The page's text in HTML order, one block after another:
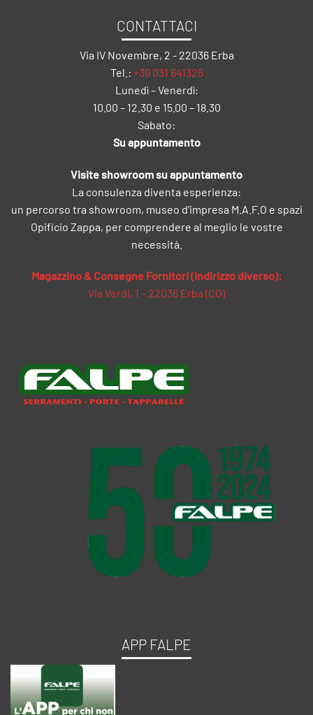
CONTATTACI
Via IV Novembre, 2 - 22036 Erba
Tel.: +39 031 641325
Lunedì – Venerdì:
10.00 – 12.30 e 15.00 – 18.30
Sabato:
Su appuntamento
Visite showroom su appuntamento
La consulenza diventa esperienza:
un percorso tra showroom, museo d’impresa M.A.F.O e spazi
Opificio Zappa, per comprendere al meglio le vostre
necessità.
Magazzino & Consegne Fornitori (indirizzo diverso):
Via Verdi, 1 – 22036 Erba (CO)
APP FALPE